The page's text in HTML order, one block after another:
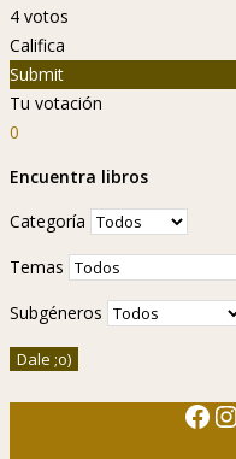
4 votos
Califica
Submit
Tu votación
0
Encuentra libros
Categoría
Temas
Subgéneros